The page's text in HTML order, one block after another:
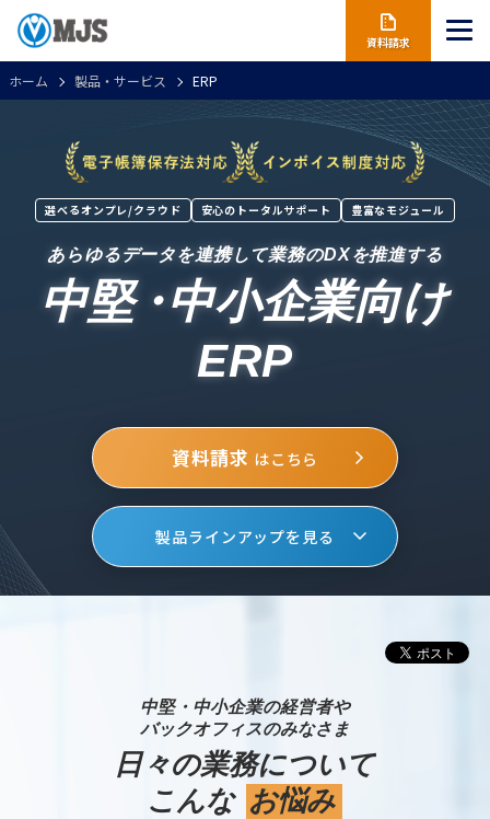
資料請求
ホーム 製品・サービス ERP
選べるオンプレ/クラウド 安心のトータルサポート 豊富なモジュール
あらゆるデータを連携して業務のDXを推進する
中堅・中小企業向け
ERP
資料請求 はこちら
製品ラインアップを見る
中堅・中小企業の経営者や
バックオフィスのみなさま
日々の業務について
こんな お悩み